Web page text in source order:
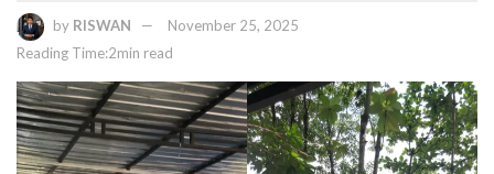
by RISWAN
November 25, 2025
Reading Time:2min read